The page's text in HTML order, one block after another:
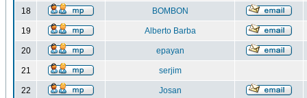
18 BOMBON
19 Alberto Barba
20 epayan
21 serjim
22 Josan